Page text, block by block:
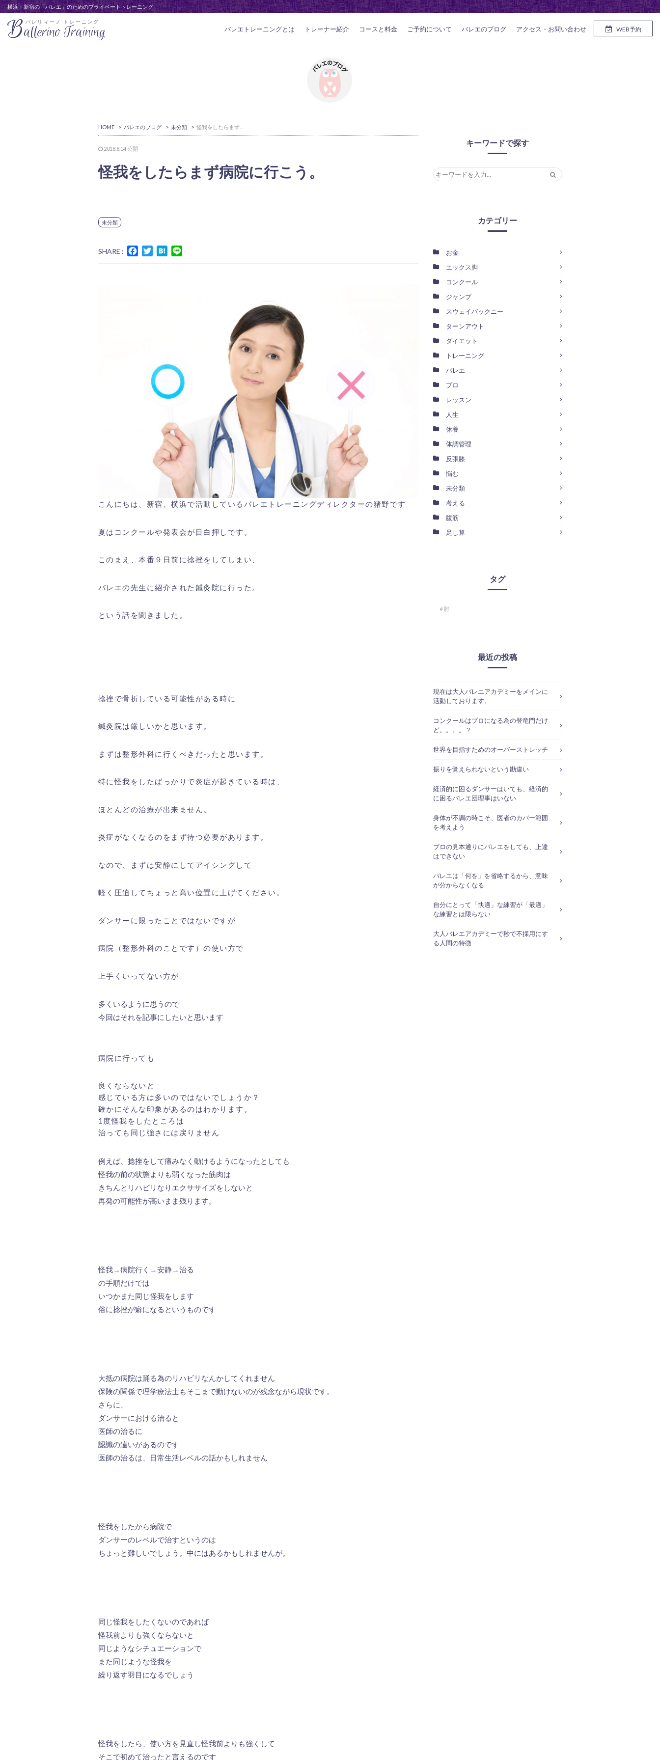
横浜・新宿の「バレエ」のためのプライベートトレーニング
バレリィーノ トレーニング
Ballerino Training WEB予約
バレエトレーニングとは トレーナー紹介 コースと料金 ご予約について バレエのブログ アクセス・お問い合わせ
HOME > バレエのブログ > 未分類 > 怪我をしたらまず病院に行こう。
2018.8.14公開
怪我をしたらまず病院に行こう。
未分類
SHARE : FacebookTwitterHatena
こんにちは、新宿、横浜で活動しているバレエトレーニングディレクターの猪野です
夏はコンクールや発表会が目白押しです。
このまえ、本番９日前に捻挫をしてしまい、
バレエの先生に紹介された鍼灸院に行った。
という話を聞きました。
捻挫で骨折している可能性がある時に
鍼灸院は厳しいかと思います。
まずは整形外科に行くべきだったと思います。
特に怪我をしたばっかりで炎症が起きている時は、
ほとんどの治療が出来ません。
炎症がなくなるのをまず待つ必要があります。
なので、まずは安静にしてアイシングして
軽く圧迫してちょっと高い位置に上げてください。
ダンサーに限ったことではないですが
病院（整形外科のことです）の使い方で
上手くいってない方が
多くいるように思うので
今回はそれを記事にしたいと思います
病院に行っても
良くならないと
感じている方は多いのではないでしょうか？
確かにそんな印象があるのはわかります。
1度怪我をしたところは
治っても同じ強さには戻りません
例えば、捻挫をして痛みなく動けるようになったとしても
怪我の前の状態よりも弱くなった筋肉は
きちんとリハビリなりエクササイズをしないと
再発の可能性が高いまま残ります。
怪我→病院行く→安静→治る
の手順だけでは
いつかまた同じ怪我をします
俗に捻挫が癖になるというものです
大抵の病院は踊る為のリハビリなんかしてくれません
保険の関係で理学療法士もそこまで動けないのが残念ながら現状です。
さらに、
ダンサーにおける治ると
医師の治るに
認識の違いがあるのです
医師の治るは、日常生活レベルの話かもしれません
怪我をしたから病院で
ダンサーのレベルで治すというのは
ちょっと難しいでしょう。中にはあるかもしれませんが。
同じ怪我をしたくないのであれば
怪我前よりも強くならないと
同じようなシチュエーションで
また同じような怪我を
繰り返す羽目になるでしょう
怪我をしたら、使い方を見直し怪我前よりも強くして
そこで初めて治ったと言えるのです
キーワードで探す
カテゴリー
お金
エックス脚
コンクール
ジャンプ
スウェイバックニー
ターンアウト
ダイエット
トレーニング
バレエ
プロ
レッスン
人生
休養
体調管理
反張膝
悩む
未分類
考える
腹筋
足し算
タグ
肘
最近の投稿
現在は大人バレエアカデミーをメインに
活動しております。
コンクールはプロになる為の登竜門だけ
ど。。。。？
世界を目指すためのオーバーストレッチ
振りを覚えられないという勘違い
経済的に困るダンサーはいても、経済的
に困るバレエ団理事はいない
身体が不調の時こそ、医者のカバー範囲
を考えよう
プロの見本通りにバレエをしても、上達
はできない
バレエは「何を」を省略するから、意味
が分からなくなる
自分にとって「快適」な練習が「最適」
な練習とは限らない
大人バレエアカデミーで秒で不採用にす
る人間の特徴